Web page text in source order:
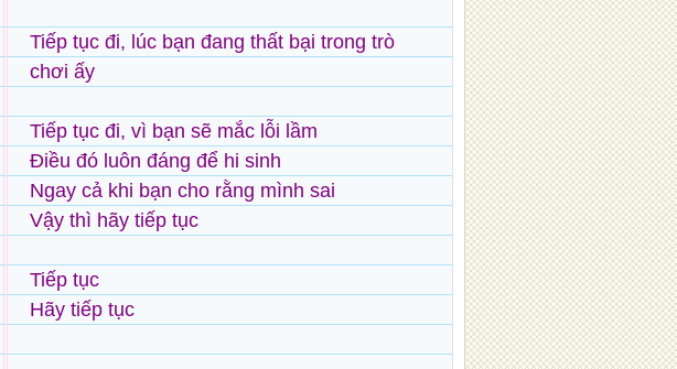
Tiếp tục đi, lúc bạn đang thất bại trong trò
chơi ấy
Tiếp tục đi, vì bạn sẽ mắc lỗi lầm
Điều đó luôn đáng để hi sinh
Ngay cả khi bạn cho rằng mình sai
Vậy thì hãy tiếp tục
Tiếp tục
Hãy tiếp tục